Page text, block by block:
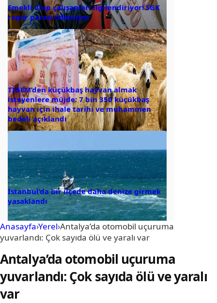
Emekli olup çalışanları ilgilendiriyor! SGK
rapor parası ödemiyor
TİGEM’den küçükbaş hayvan almak
isteyenlere müjde: 7 bin 350 küçükbaş
hayvan için ihale tarihi ve muhammen
bedeli açıklandı
İstanbul’da bir ilçede daha denize girmek
yasaklandı
Anasayfa›Yerel›Antalya’da otomobil uçuruma
yuvarlandı: Çok sayıda ölü ve yaralı var
Antalya’da otomobil uçuruma
yuvarlandı: Çok sayıda ölü ve yaralı
var